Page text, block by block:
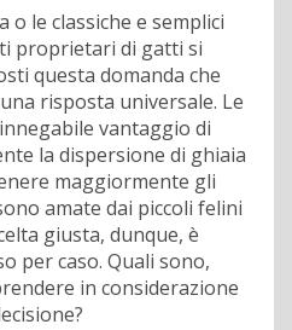
le classiche e semplici
proprietari di gatti si
questa domanda che
risposta universale. Le
vantaggio di
la dispersione di ghiaia
maggiormente gli
amate dai piccoli felini
giusta, dunque, è
per caso. Quali sono,
in considerazione